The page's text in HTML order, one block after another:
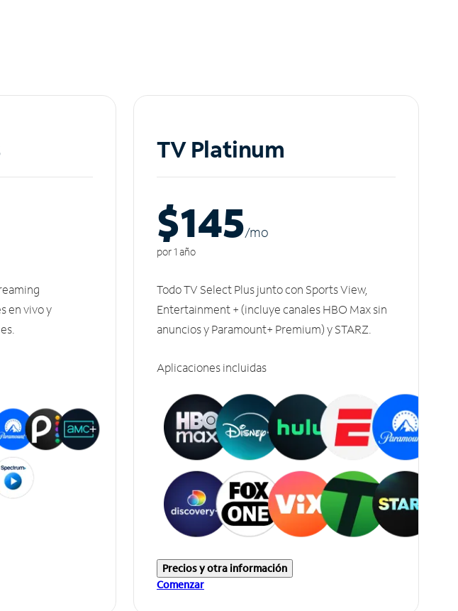
en vivo y
TV Platinum
$145/mo
por 1 año
Todo TV Select Plus junto con Sports View,
Entertainment + (incluye canales HBO Max sin
anuncios y Paramount+ Premium) y STARZ.
Aplicaciones incluidas
Precios y otra información
Comenzar